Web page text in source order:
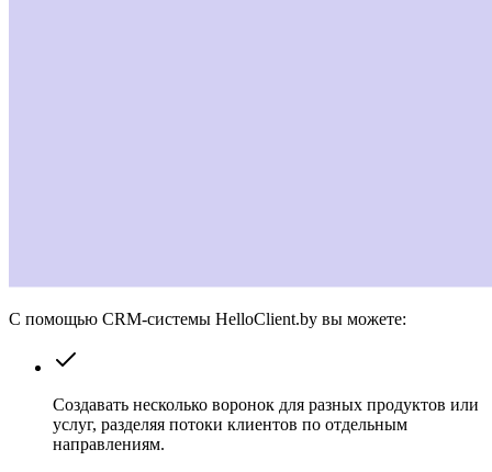
С помощью CRM-системы HelloClient.by вы можете:
Создавать несколько воронок для разных продуктов или
услуг, разделяя потоки клиентов по отдельным
направлениям.